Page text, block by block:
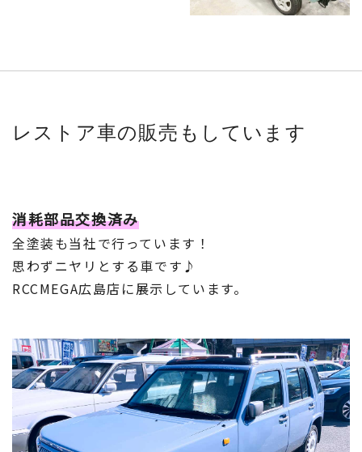
レストア車の販売もしています
消耗部品交換済み
全塗装も当社で行っています！
思わずニヤリとする車です♪
RCCMEGA広島店に展示しています。